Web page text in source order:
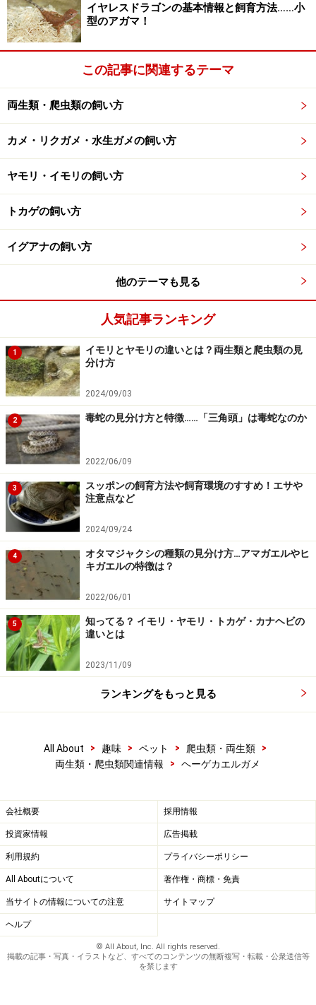
星野の情報はココが間違っている！
みなさんが提供した情報や意見を読みたい！
そんなあなたは ココをクリック！
※記事内容は執筆時点のものです。最新の内容をご確認くださ
い。
※ペットは、種類や体格（体重、サイズ、成長）などにより個体
差があります。記事内容は全ての個体へ一様に当てはまるわけで
はありません。
【編集部おすすめの購入サイト】
Amazonで人気のペット用品をチェック！
イヤレスドラゴンの基本情報と飼育方法……小
型のアガマ！
この記事に関連するテーマ
両生類・爬虫類の飼い方
カメ・リクガメ・水生ガメの飼い方
ヤモリ・イモリの飼い方
トカゲの飼い方
イグアナの飼い方
他のテーマも見る
人気記事ランキング
1
イモリとヤモリの違いとは？両生類と爬虫類の見
分け方
2024/09/03
2 毒蛇の見分け方と特徴……「三角頭」は毒蛇なのか
2022/06/09
3
スッポンの飼育方法や飼育環境のすすめ！エサや
注意点など
2024/09/24
4
オタマジャクシの種類の見分け方…アマガエルやヒ
キガエルの特徴は？
2022/06/01
5
知ってる？ イモリ・ヤモリ・トカゲ・カナヘビの
違いとは
2023/11/09
ランキングをもっと見る
All About > 趣味 > ペット > 爬虫類・両生類
>
両生類・爬虫類関連情報
> ヘーゲカエルガメ
会社概要 採用情報
投資家情報 広告掲載
利用規約 プライバシーポリシー
All Aboutについて 著作権・商標・免責
当サイトの情報についての注意 サイトマップ
ヘルプ
© All About, Inc. All rights reserved.
掲載の記事・写真・イラストなど、すべてのコンテンツの無断複写・転載・公衆送信等
を禁じます